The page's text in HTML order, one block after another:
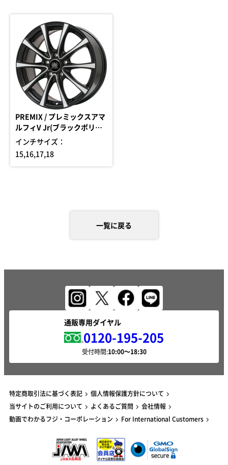
PREMIX / プレミックスアマ
ルフィV Jr(ブラックポリッ
シュ)
インチサイズ：
15,16,17,18
一覧に戻る
通販専用ダイヤル
0120-195-205
受付時間:
特定商取引法に基づく表記
個人情報保護方針について
当サイトのご利用について
よくあるご質問
会社情報
動画でわかるフジ・コーポレーション
For International Customers